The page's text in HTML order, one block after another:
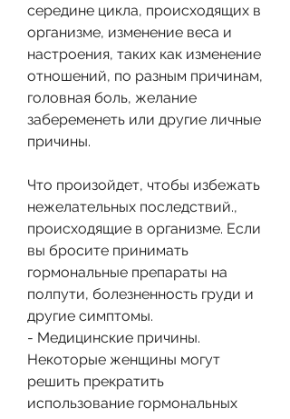
середине цикла, происходящих в
организме, изменение веса и
настроения, таких как изменение
отношений, по разным причинам,
головная боль, желание
забеременеть или другие личные
причины.
Что произойдет, чтобы избежать
нежелательных последствий.,
происходящие в организме. Если
вы бросите принимать
гормональные препараты на
полпути, болезненность груди и
другие симптомы.
- Медицинские причины.
Некоторые женщины могут
решить прекратить
использование гормональных